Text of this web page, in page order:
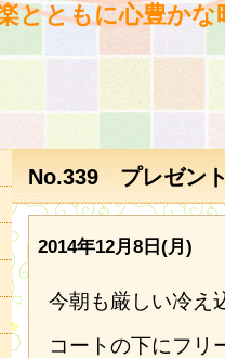
とともに心豊か
No.339 プレゼン
2014年12月8日(月)
今朝も厳しい冷え
コートの下にフリ